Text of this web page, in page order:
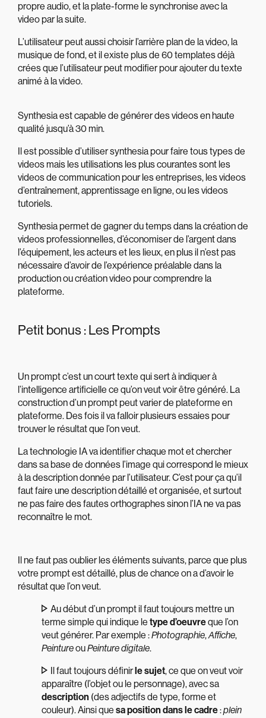
propre audio, et la plate-forme le synchronise avec la
video par la suite.
L’utilisateur peut aussi choisir l’arrière plan de la video, la
musique de fond, et il existe plus de 60 templates déjà
crées que l’utilisateur peut modifier pour ajouter du texte
animé à la video.
Synthesia est capable de générer des videos en haute
qualité jusqu’à 30 min.
Il est possible d’utiliser synthesia pour faire tous types de
videos mais les utilisations les plus courantes sont les
videos de communication pour les entreprises, les videos
d’entraînement, apprentissage en ligne, ou les videos
tutoriels.
Synthesia permet de gagner du temps dans la création de
videos professionnelles, d’économiser de l’argent dans
l’équipement, les acteurs et les lieux, en plus il n’est pas
nécessaire d’avoir de l’expérience préalable dans la
production ou création video pour comprendre la
plateforme.
Petit bonus : Les Prompts
Un prompt c’est un court texte qui sert à indiquer à
l’intelligence artificielle ce qu’on veut voir être généré. La
construction d’un prompt peut varier de plateforme en
plateforme. Des fois il va falloir plusieurs essaies pour
trouver le résultat que l’on veut.
La technologie IA va identifier chaque mot et chercher
dans sa base de données l’image qui correspond le mieux
à la description donnée par l’utilisateur. C’est pour ça qu’il
faut faire une description détaillé et organisée, et surtout
ne pas faire des fautes orthographes sinon l’IA ne va pas
reconnaître le mot.
Il ne faut pas oublier les éléments suivants, parce que plus
votre prompt est détaillé, plus de chance on a d’avoir le
résultat que l’on veut.
Au début d’un prompt il faut toujours mettre un
terme simple qui indique le type d’oeuvreque l’on
veut générer. Par exemple :Photographie,Affiche,
PeintureouPeinture digitale.
Il faut toujours définir le sujet, ce que on veut voir
apparaître (l’objet ou le personnage), avec sa
description (des adjectifs de type, forme et
couleur). Ainsi que sa position dans le cadre:plein